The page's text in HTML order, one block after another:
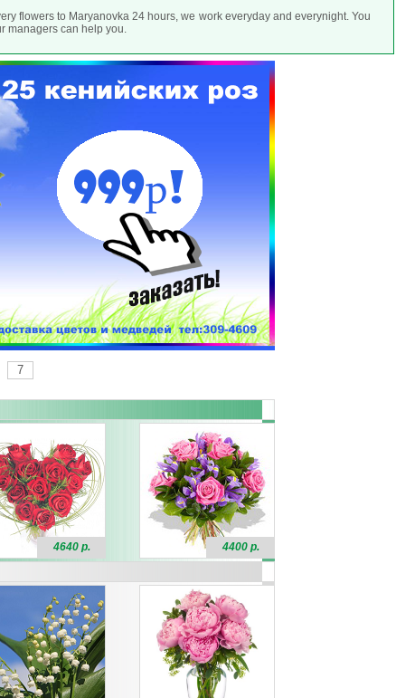
flowers to Maryanovka 24 hours, we work everyday and everynight. You
managers can help you.
7
4640 р. 4400 р.